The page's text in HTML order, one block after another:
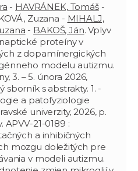
- HAVRÁNEK, Tomáš-
Zuzana - MIHALJ,
- BAKOŠ, Ján. Vplyv
proteíny v
z dopamínergických
modelu autizmu.
3. – 5. února 2026,
sborník s abstrakty. 1. -
a patofyziologie
univerzity, 2026, p.
APVV-21-0189 :
a inhibičných
mozgu doležitých pre
v modeli autizmu.